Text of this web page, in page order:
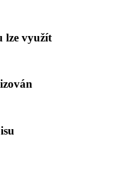
lze využít